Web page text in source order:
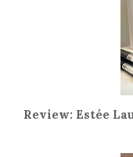
Review: Estée